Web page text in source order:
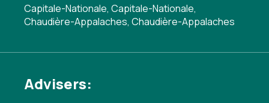
Capitale-Nationale, Capitale-Nationale,
Chaudière-Appalaches, Chaudière-Appalaches
Advisers: